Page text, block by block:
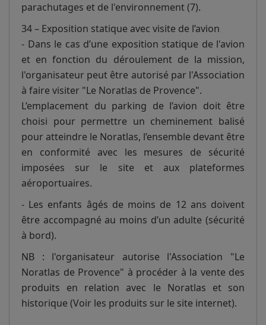
parachutages et de l'environnement (7).
34 – Exposition statique avec visite de l’avion
- Dans le cas d’une exposition statique de l'avion
et en fonction du déroulement de la mission,
l'organisateur peut être autorisé par l'Association
à faire visiter "Le Noratlas de Provence".
L’emplacement du parking de l’avion doit être
choisi pour permettre un cheminement balisé
pour atteindre le Noratlas, l’ensemble devant être
en conformité avec les mesures de sécurité
imposées sur le site et aux plateformes
aéroportuaires.
- Les enfants âgés de moins de 12 ans doivent
être accompagné au moins d’un adulte (sécurité
à bord).
NB : l'organisateur autorise l'Association "Le
Noratlas de Provence" à procéder à la vente des
produits en relation avec le Noratlas et son
historique (Voir les produits sur le site internet).